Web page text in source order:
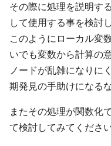
その際に処理を説明す
して使用する事を検討
このようにローカル変
いでも変数から計算の
ノードが乱雑になりに
期発見の手助けになる
またその処理が関数化
て検討してみてください